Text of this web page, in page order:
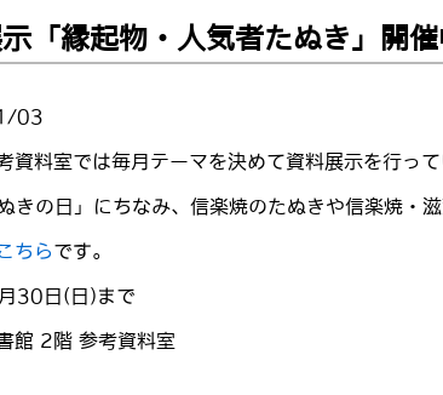
「縁起物・人気者たぬき」開催
03
資料室では毎月テーマを決めて資料展示を行って
きの日」にちなみ、信楽焼のたぬきや信楽焼・
ちらです。
30日(日)まで
館 2階 参考資料室